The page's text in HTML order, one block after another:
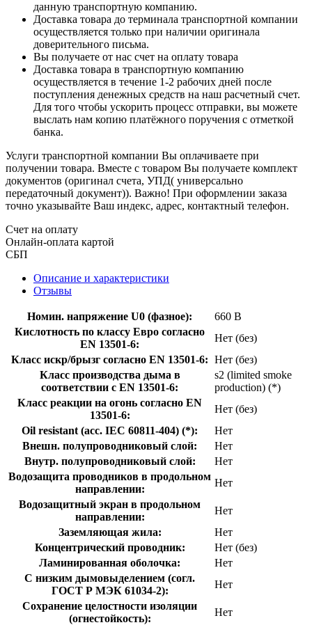
данную транспортную компанию.
Доставка товара до терминала транспортной компании
осуществляется только при наличии оригинала
доверительного письма.
Вы получаете от нас счет на оплату товара
Доставка товара в транспортную компанию
осуществляется в течение 1-2 рабочих дней после
поступления денежных средств на наш расчетный счет.
Для того чтобы ускорить процесс отправки, вы можете
выслать нам копию платёжного поручения с отметкой
банка.
Услуги транспортной компании Вы оплачиваете при
получении товара. Вместе с товаром Вы получаете комплект
документов (оригинал счета, УПД( универсально
передаточный документ)). Важно! При оформлении заказа
точно указывайте Ваш индекс, адрес, контактный телефон.
Счет на оплату
Онлайн-оплата картой
СБП
Описание и характеристики
Отзывы
Номин. напряжение U0 (фазное):
660 В
Кислотность по классу Евро согласно
EN 13501-6:
Нет (без)
Класс искр/брызг согласно EN 13501-6: Нет (без)
Класс производства дыма в
соответствии с EN 13501-6:
s2 (limited smoke
production) (*)
Класс реакции на огонь согласно EN
13501-6:
Нет (без)
Oil resistant (acc. IEC 60811-404) (*):
Нет
Внешн. полупроводниковый слой:
Нет
Внутр. полупроводниковый слой:
Нет
Водозащита проводников в продольном
направлении:
Нет
Водозащитный экран в продольном
направлении:
Нет
Заземляющая жила:
Нет
Концентрический проводник:
Нет (без)
Ламинированная оболочка:
Нет
С низким дымовыделением (согл.
ГОСТ Р МЭК 61034-2):
Нет
Сохранение целостности изоляции
(огнестойкость):
Нет